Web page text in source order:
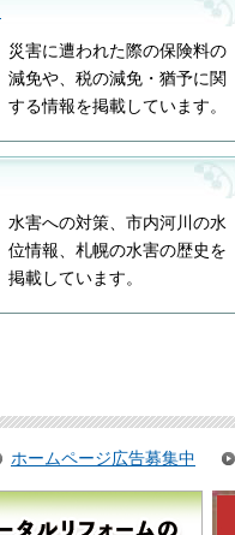
災害に遭われた際の保険料の
減免や、税の減免・猶予に関
する情報を掲載しています。
水害への対策、市内河川の水
位情報、札幌の水害の歴史を
掲載しています。
ホームページ広告募集中